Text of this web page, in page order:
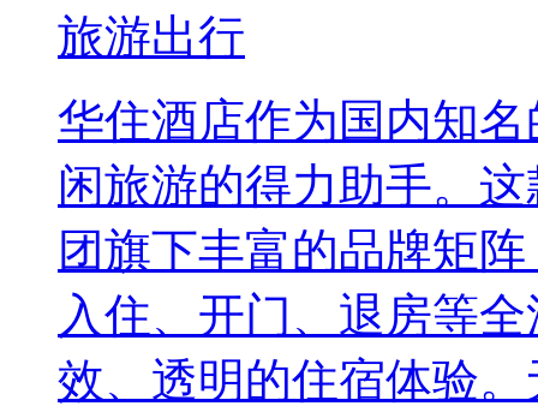
旅游出行
华住酒店作为国内知
闲旅游的得力助手。
团旗下丰富的品牌矩
入住、开门、退房等
效、透明的住宿体验